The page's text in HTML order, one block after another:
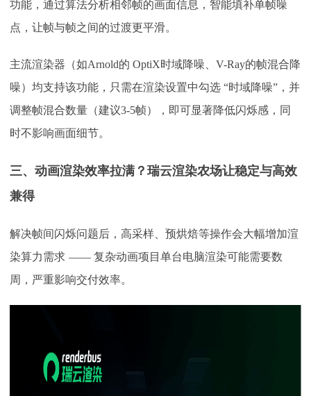
功能，通过算法分析相邻帧的画面信息，智能填补单帧噪
点，让帧与帧之间的过渡更平滑。
主流渲染器（如Arnold的 OptiX时域降噪、V-Ray的帧混合降
噪）均支持该功能，只需在渲染设置中勾选 “时域降噪”，并
调整帧混合数量（建议3-5帧），即可显著降低闪烁感，同
时不影响画面细节。​
三、动画渲染效率拉满？瑞云渲染农场让稳定与高效
兼得
解决帧间闪烁问题后，高采样、预烘焙等操作会大幅增加渲
染算力需求 —— 复杂动画项目单台电脑渲染可能需要数
周，严重影响交付效率。